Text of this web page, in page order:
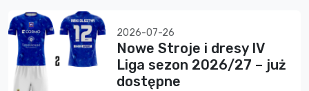
2026-07-26
Nowe Stroje i dresy IV
Liga sezon 2026/27 – już
dostępne